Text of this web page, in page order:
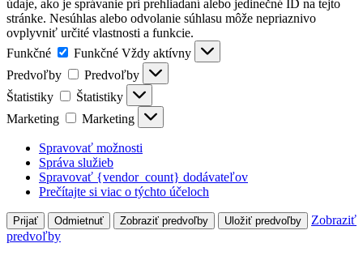
údaje, ako je správanie pri prehliadaní alebo jedinečné ID na tejto
stránke. Nesúhlas alebo odvolanie súhlasu môže nepriaznivo
ovplyvniť určité vlastnosti a funkcie.
Funkčné
Funkčné Vždy aktívny
Predvoľby
Predvoľby
Štatistiky
Štatistiky
Marketing
Marketing
Spravovať možnosti
Správa služieb
Spravovať {vendor_count} dodávateľov
Prečítajte si viac o týchto účeloch
Prijať Odmietnuť Zobraziť predvoľby Uložiť predvoľby
Zobraziť
predvoľby